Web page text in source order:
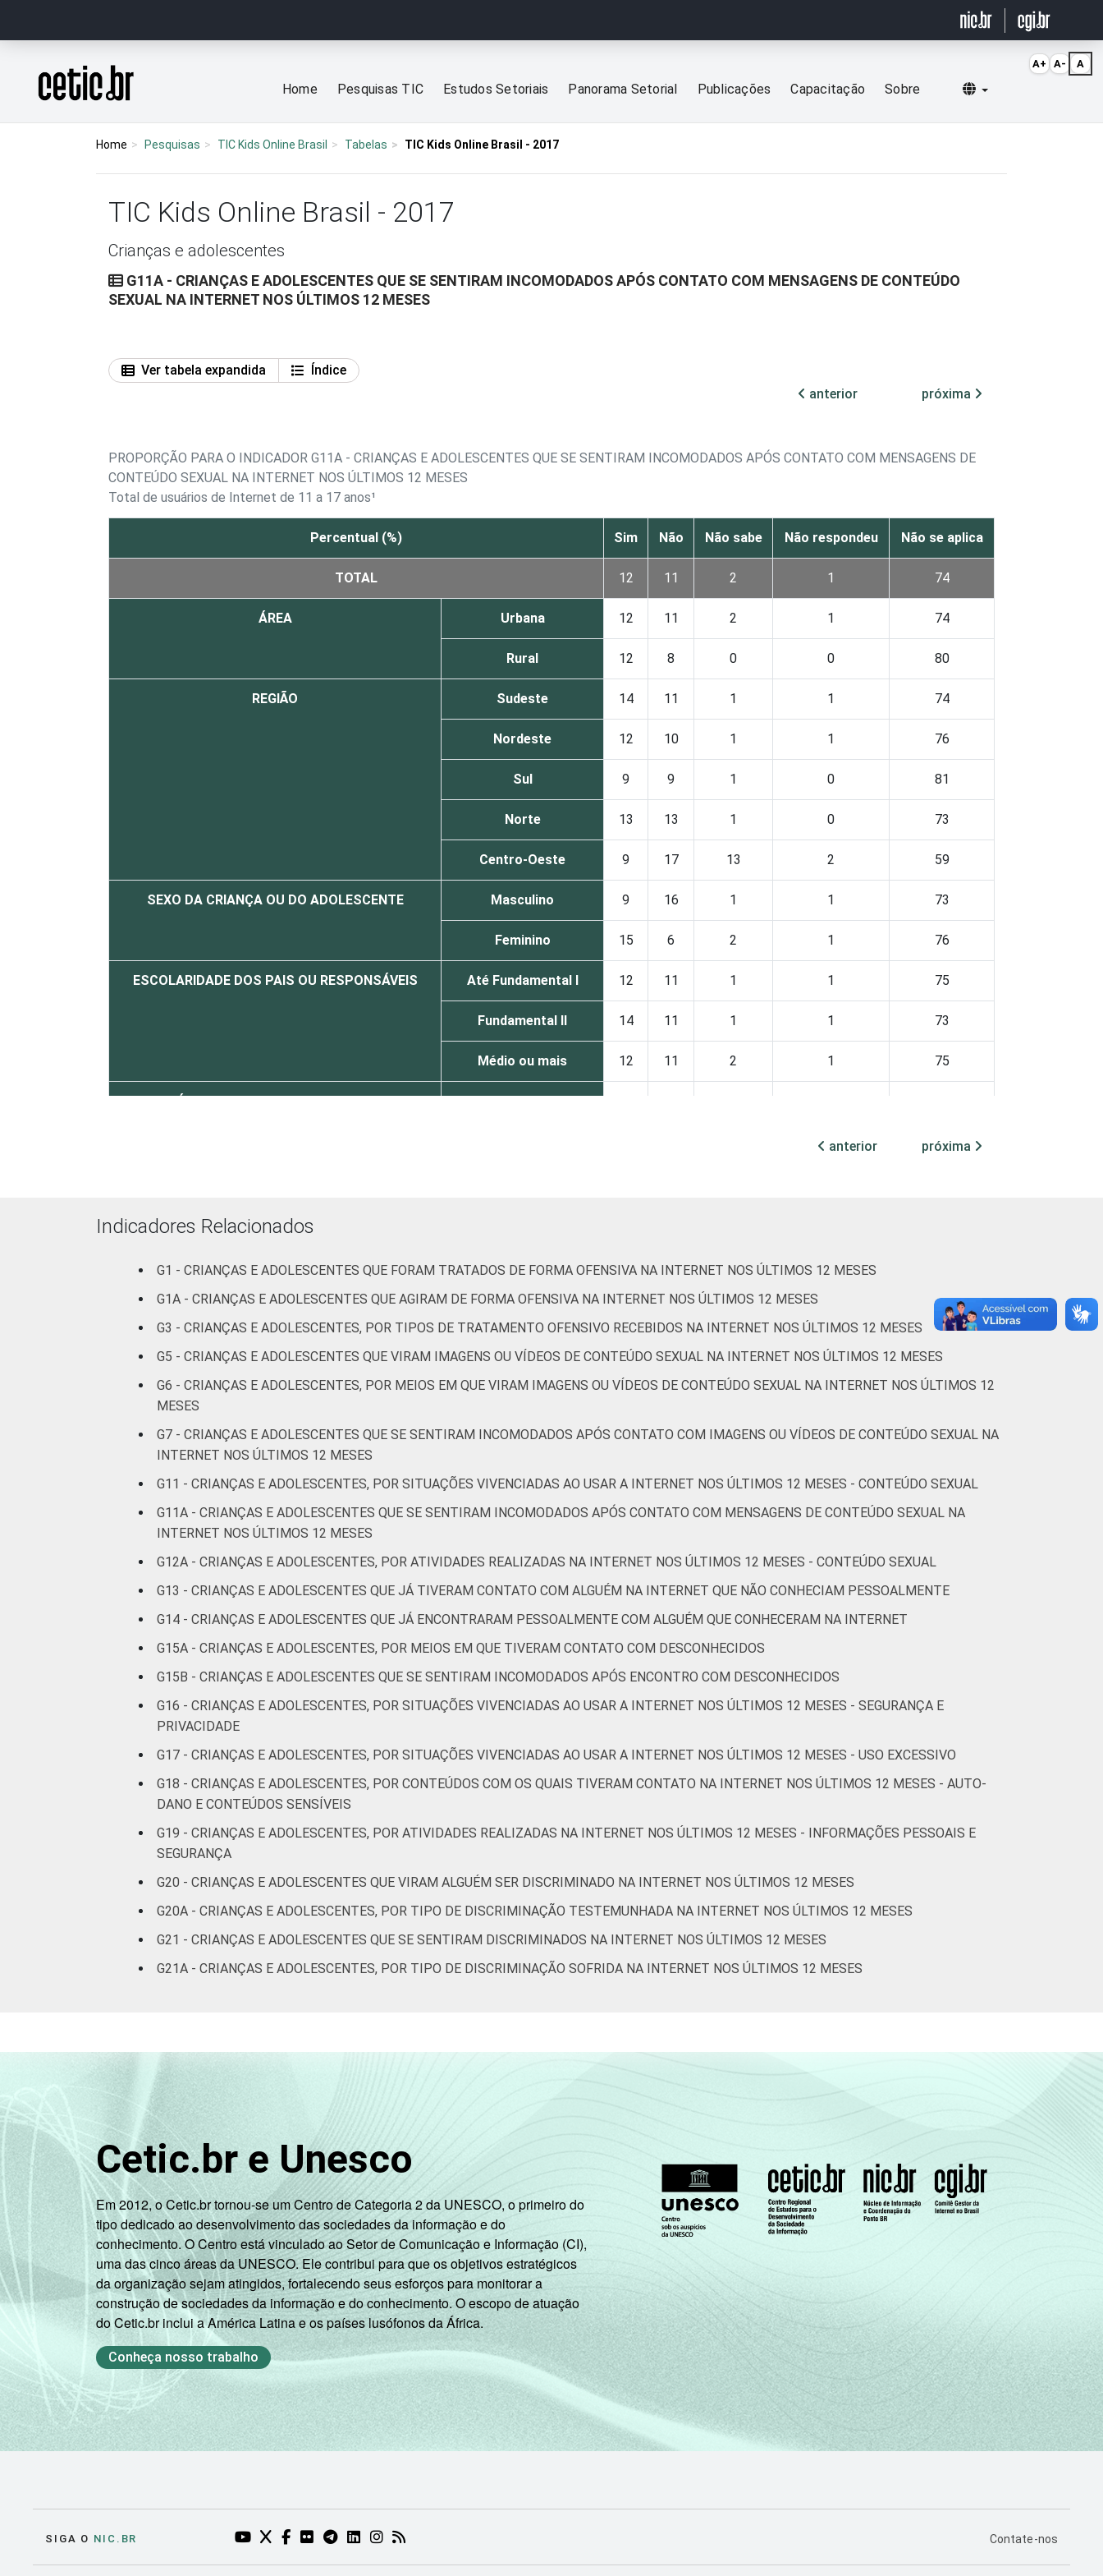
Página inicial
Home Pesquisas TIC Estudos Setoriais Panorama Setorial Publicações Capacitação Sobre Selecionar idioma
Home Pesquisas TIC Kids Online Brasil Tabelas TIC Kids Online Brasil - 2017
TIC Kids Online Brasil - 2017
Crianças e adolescentes
G11A - CRIANÇAS E ADOLESCENTES QUE SE SENTIRAM INCOMODADOS APÓS CONTATO COM MENSAGENS DE CONTEÚDO
SEXUAL NA INTERNET NOS ÚLTIMOS 12 MESES
Ver tabela expandida
Índice
anterior
próxima
PROPORÇÃO PARA O INDICADOR G11A - CRIANÇAS E ADOLESCENTES QUE SE SENTIRAM INCOMODADOS APÓS CONTATO COM MENSAGENS DE
CONTEÚDO SEXUAL NA INTERNET NOS ÚLTIMOS 12 MESES
Total de usuários de Internet de 11 a 17 anos¹
Percentual (%) Sim Não Não sabe Não respondeu Não se aplica
TOTAL 12 11 2 1 74
ÁREA Urbana 12 11 2 1 74
Rural 12 8 0 0 80
REGIÃO Sudeste 14 11 1 1 74
Nordeste 12 10 1 1 76
Sul 9 9 1 0 81
Norte 13 13 1 0 73
Centro-Oeste 9 17 13 2 59
SEXO DA CRIANÇA OU DO ADOLESCENTE Masculino 9 16 1 1 73
Feminino 15 6 2 1 76
ESCOLARIDADE DOS PAIS OU RESPONSÁVEIS Até Fundamental I 12 11 1 1 75
Fundamental II 14 11 1 1 73
Médio ou mais 12 11 2 1 75
0 93
RENDA FAMILIAR Até 1 SM 13 8 1 1
Mais de 1 SM até 2 SM 12 12 1 75
Mais de 3 SM 13 12 5 1 70
Não respondeu 8 9 2 0 81
C 12 9 3 0 76
DE 12 13 1 1
Fonte: CGI.br/NIC.br, Centro Regional de Estudos para o Desenvolvimento da Sociedade da Informação (Cetic.br), Pesquisa sobre o Uso da Internet
por Crianças e Adolescentes no Brasil – TIC Kids Online Brasil 2017. ¹Dados coletados por meio de questionários de autopreenchimento.
anterior próxima
Indicadores Relacionados
G1 - CRIANÇAS E ADOLESCENTES QUE FORAM TRATADOS DE FORMA OFENSIVA NA INTERNET NOS ÚLTIMOS 12 MESES
G1A - CRIANÇAS E ADOLESCENTES QUE AGIRAM DE FORMA OFENSIVA NA INTERNET NOS ÚLTIMOS 12 MESES
G3 - CRIANÇAS E ADOLESCENTES, POR TIPOS DE TRATAMENTO OFENSIVO RECEBIDOS NA INTERNET NOS ÚLTIMOS 12 MESES
G5 - CRIANÇAS E ADOLESCENTES QUE VIRAM IMAGENS OU VÍDEOS DE CONTEÚDO SEXUAL NA INTERNET NOS ÚLTIMOS 12 MESES
G6 - CRIANÇAS E ADOLESCENTES, POR MEIOS EM QUE VIRAM IMAGENS OU VÍDEOS DE CONTEÚDO SEXUAL NA INTERNET NOS ÚLTIMOS 12
MESES
G7 - CRIANÇAS E ADOLESCENTES QUE SE SENTIRAM INCOMODADOS APÓS CONTATO COM IMAGENS OU VÍDEOS DE CONTEÚDO SEXUAL NA
INTERNET NOS ÚLTIMOS 12 MESES
G11 - CRIANÇAS E ADOLESCENTES, POR SITUAÇÕES VIVENCIADAS AO USAR A INTERNET NOS ÚLTIMOS 12 MESES - CONTEÚDO SEXUAL
G11A - CRIANÇAS E ADOLESCENTES QUE SE SENTIRAM INCOMODADOS APÓS CONTATO COM MENSAGENS DE CONTEÚDO SEXUAL NA
INTERNET NOS ÚLTIMOS 12 MESES
G12A - CRIANÇAS E ADOLESCENTES, POR ATIVIDADES REALIZADAS NA INTERNET NOS ÚLTIMOS 12 MESES - CONTEÚDO SEXUAL
G13 - CRIANÇAS E ADOLESCENTES QUE JÁ TIVERAM CONTATO COM ALGUÉM NA INTERNET QUE NÃO CONHECIAM PESSOALMENTE
G14 - CRIANÇAS E ADOLESCENTES QUE JÁ ENCONTRARAM PESSOALMENTE COM ALGUÉM QUE CONHECERAM NA INTERNET
G15A - CRIANÇAS E ADOLESCENTES, POR MEIOS EM QUE TIVERAM CONTATO COM DESCONHECIDOS
G15B - CRIANÇAS E ADOLESCENTES QUE SE SENTIRAM INCOMODADOS APÓS ENCONTRO COM DESCONHECIDOS
G16 - CRIANÇAS E ADOLESCENTES, POR SITUAÇÕES VIVENCIADAS AO USAR A INTERNET NOS ÚLTIMOS 12 MESES - SEGURANÇA E
PRIVACIDADE
G17 - CRIANÇAS E ADOLESCENTES, POR SITUAÇÕES VIVENCIADAS AO USAR A INTERNET NOS ÚLTIMOS 12 MESES - USO EXCESSIVO
G18 - CRIANÇAS E ADOLESCENTES, POR CONTEÚDOS COM OS QUAIS TIVERAM CONTATO NA INTERNET NOS ÚLTIMOS 12 MESES - AUTO-
DANO E CONTEÚDOS SENSÍVEIS
G19 - CRIANÇAS E ADOLESCENTES, POR ATIVIDADES REALIZADAS NA INTERNET NOS ÚLTIMOS 12 MESES - INFORMAÇÕES PESSOAIS E
SEGURANÇA
G20 - CRIANÇAS E ADOLESCENTES QUE VIRAM ALGUÉM SER DISCRIMINADO NA INTERNET NOS ÚLTIMOS 12 MESES
G20A - CRIANÇAS E ADOLESCENTES, POR TIPO DE DISCRIMINAÇÃO TESTEMUNHADA NA INTERNET NOS ÚLTIMOS 12 MESES
G21 - CRIANÇAS E ADOLESCENTES QUE SE SENTIRAM DISCRIMINADOS NA INTERNET NOS ÚLTIMOS 12 MESES
G21A - CRIANÇAS E ADOLESCENTES, POR TIPO DE DISCRIMINAÇÃO SOFRIDA NA INTERNET NOS ÚLTIMOS 12 MESES
Cetic.br e Unesco
Em 2012, o Cetic.br tornou-se um Centro de Categoria 2 da UNESCO, o primeiro do
tipo dedicado ao desenvolvimento das sociedades da informação e do
conhecimento. O Centro está vinculado ao Setor de Comunicação e Informação (CI),
uma das cinco áreas da UNESCO. Ele contribui para que os objetivos estratégicos
da organização sejam atingidos, fortalecendo seus esforços para monitorar a
construção de sociedades da informação e do conhecimento. O escopo de atuação
do Cetic.br inclui a América Latina e os países lusófonos da África.
Conheça nosso trabalho
SIGA O NIC.BR YOUTUBE DO NIC.BR (ABRE EM NOVA ABA)
TWITTER DO NIC.BR (ABRE EM NOVA ABA)
FACEBOOK DO NIC.BR (ABRE EM NOVA ABA)
FLICKR DO NIC.BR (ABRE EM NOVA ABA)
TELEGRAM DO NIC.BR (ABRE EM NOVA ABA)
LINKEDIN DO NIC.BR (ABRE EM NOVA ABA)
INSTAGRAM DO NIC.BR (ABRE EM NOVA ABA)
RSS DO NIC.BR (ABRE EM NOVA ABA) PÁGINA DE
Contate-nos
A+ A- A